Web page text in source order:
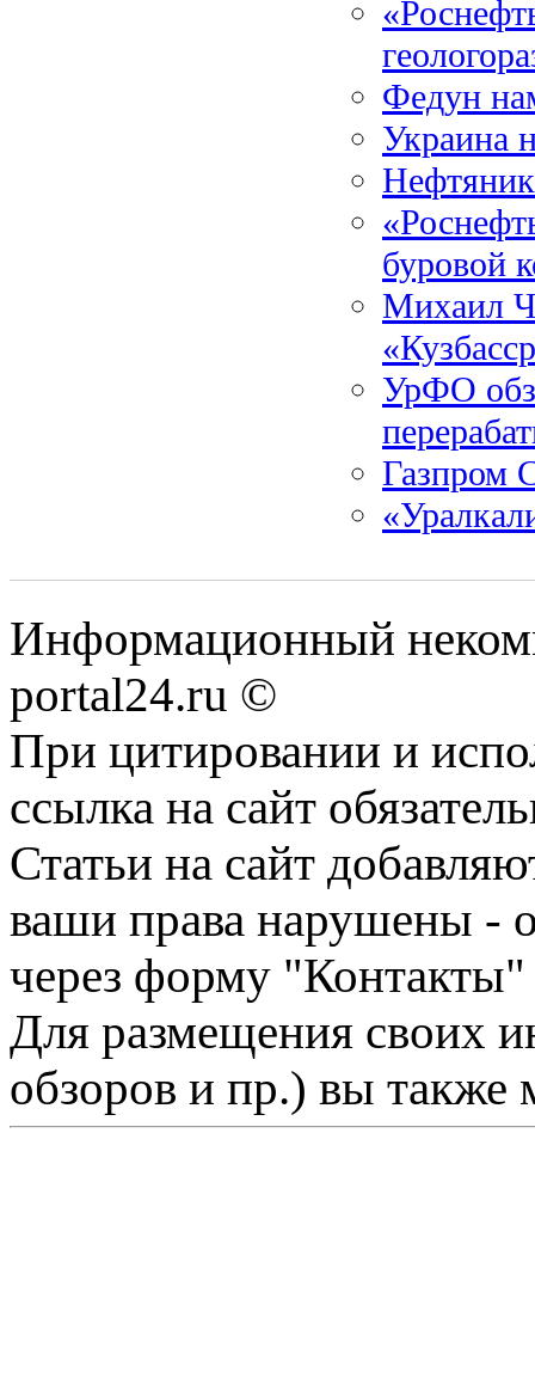
Федун
Украина
буровой
Михаил
УрФО
Газпром
Информационный
portal24.ru ©
При цитировании и
ссылка на сайт
Статьи на сайт
ваши права нарушены -
через форму "Контакты"
Для размещения своих
обзоров и пр.) вы также